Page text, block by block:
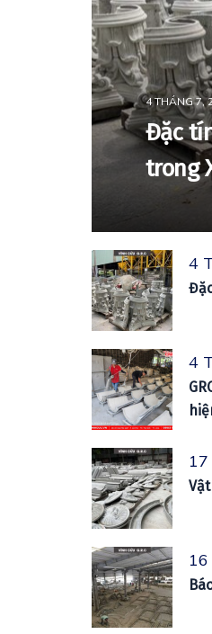
4 THÁNG 7,
Đặc
trong
4
4
Vật